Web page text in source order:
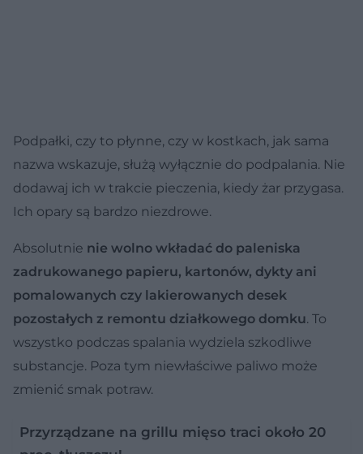
Podpałki, czy to płynne, czy w kostkach, jak sama
nazwa wskazuje, służą wyłącznie do podpalania. Nie
dodawaj ich w trakcie pieczenia, kiedy żar przygasa.
Ich opary są bardzo niezdrowe.
Absolutnie nie wolno wkładać do paleniska
zadrukowanego papieru, kartonów, dykty ani
pomalowanych czy lakierowanych desek
pozostałych z remontu działkowego domku. To
wszystko podczas spalania wydziela szkodliwe
substancje. Poza tym niewłaściwe paliwo może
zmienić smak potraw.
Przyrządzane na grillu mięso traci około 20